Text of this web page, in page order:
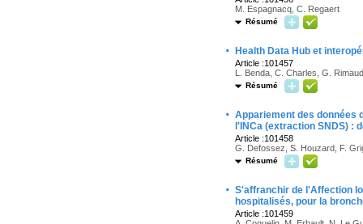
M. Espagnacq, C. Regaert
Résumé
· Health Data Hub et
Article :101457
L. Benda, C. Charles, G.
Résumé
· Appariement des données
l'INCa (extraction SNDS) :
Article :101458
G. Defossez, S. Houzard, F.
Résumé
· S'affranchir de l'Affection
hospitalisés, pour la
Article :101459